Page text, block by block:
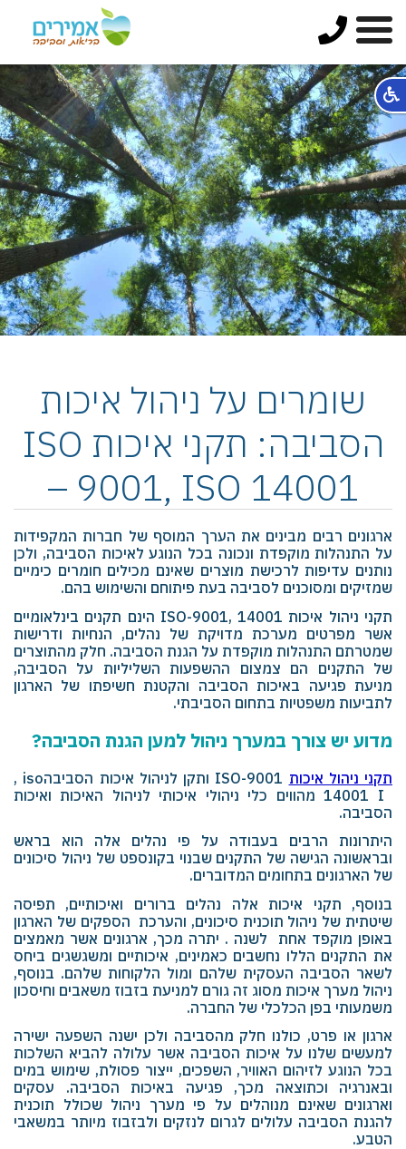
שומרים על ניהול איכות
הסביבה: תקני איכות ISO
– 9001, ISO 14001
ארגונים רבים מבינים את הערך המוסף של חברות המקפידות
על התנהלות מוקפדת ונכונה בכל הנוגע לאיכות הסביבה, ולכן
נותנים עדיפות לרכישת מוצרים שאינם מכילים חומרים כימיים
שמזיקים ומסוכנים לסביבה בעת פיתוחם והשימוש בהם.
תקני ניהול איכות ISO-9001, 14001 הינם תקנים בינלאומיים
אשר מפרטים מערכת מדויקת של נהלים, הנחיות ודרישות
שמטרתם התנהלות מוקפדת על הגנת הסביבה. חלק מהתוצרים
של התקנים הם צמצום ההשפעות השליליות על הסביבה,
מניעת פגיעה באיכות הסביבה והקטנת חשיפתו של הארגון
לתביעות משפטיות בתחום הסביבתי.
מדוע יש צורך במערך ניהול למען הגנת הסביבה?
תקני ניהול איכות ISO-9001 ותקן לניהול איכות הסביבה, iso
14001 Iמהווים כלי ניהולי איכותי לניהול האיכות ואיכות
הסביבה.
היתרונות הרבים בעבודה על פי נהלים אלה הוא בראש
ובראשונה הגישה של התקנים שבנוי בקונספט של ניהול סיכונים
של הארגונים בתחומים המדוברים.
בנוסף, תקני איכות אלה נהלים ברורים ואיכותיים, תפיסה
שיטתית של ניהול תוכנית סיכונים, והערכת הספקים של הארגון
באופן מוקפד אחת לשנה . יתרה מכך, ארגונים אשר מאמצים
את התקנים הללו נחשבים כאמינים, איכותיים ומשגשגים ביחס
לשאר הסביבה העסקית שלהם ומול הלקוחות שלהם. בנוסף,
ניהול מערך איכות מסוג זה גורם למניעת בזבוז משאבים וחיסכון
משמעותי בפן הכלכלי של החברה.
ארגון או פרט, כולנו חלק מהסביבה ולכן ישנה השפעה ישירה
למעשים שלנו על איכות הסביבה אשר עלולה להביא השלכות
בכל הנוגע לזיהום האוויר, השפכים, ייצור פסולת, שימוש במים
ובאנרגיה וכתוצאה מכך, פגיעה באיכות הסביבה. עסקים
וארגונים שאינם מנוהלים על פי מערך ניהול שכולל תוכנית
להגנת הסביבה עלולים לגרום לנזקים ולבזבוז מיותר במשאבי
הטבע.